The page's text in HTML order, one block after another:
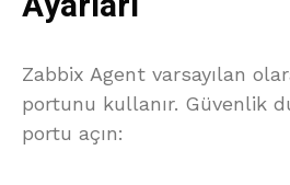
Zabbix Agent varsayılan
portunu kullanır. Güvenlik
portu açın: